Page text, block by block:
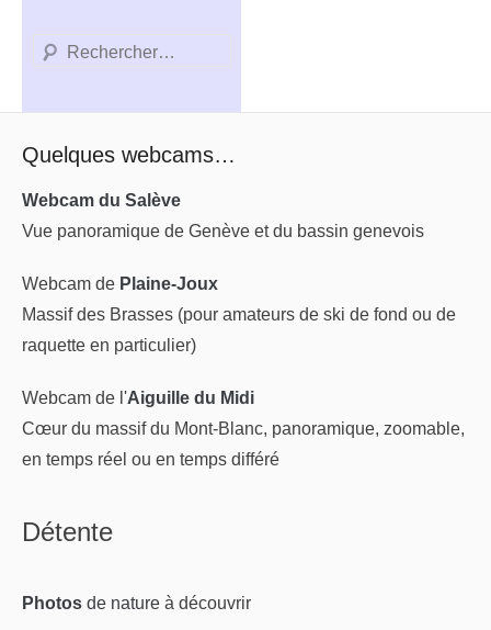
Recherche
Quelques webcams…
Webcam du Salève
Vue panoramique de Genève et du bassin genevois
Webcam de Plaine-Joux
Massif des Brasses (pour amateurs de ski de fond ou de
raquette en particulier)
Webcam de l'Aiguille du Midi
Cœur du massif du Mont-Blanc, panoramique, zoomable,
en temps réel ou en temps différé
Détente
Photos de nature à découvrir